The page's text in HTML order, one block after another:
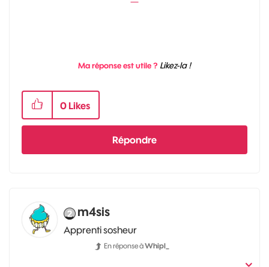
Ma réponse est utile ? Likez-la !
0 Likes
Répondre
m4sis
Apprenti sosheur
En réponse àWhipl_